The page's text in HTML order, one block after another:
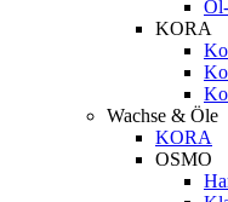
KORA
Wachse & Öle
KORA
OSMO